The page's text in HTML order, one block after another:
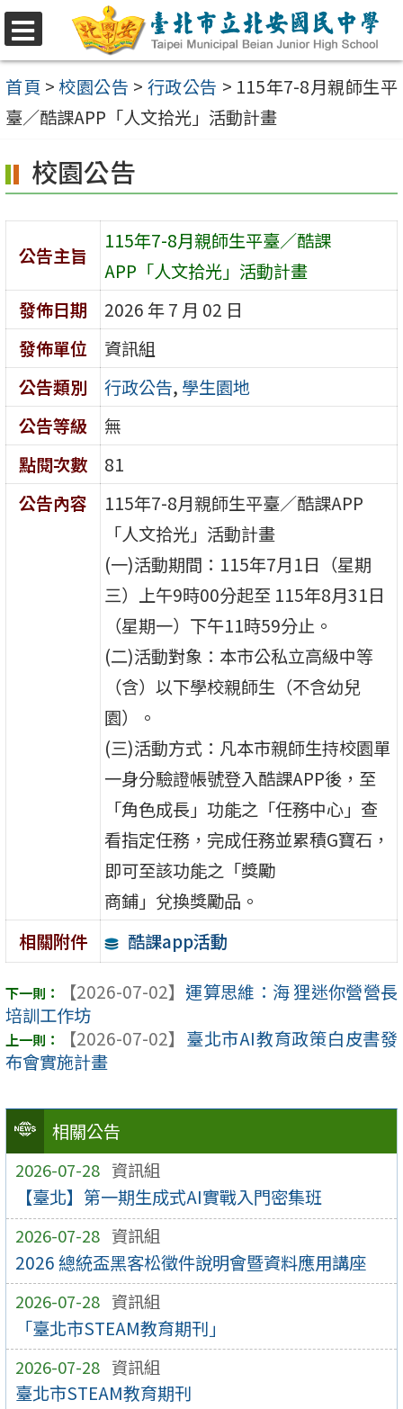
選
單
跳
至
主
要
容
區
首頁 >校園公告 > 行政公告 > 115年7-8月親師生平
臺／酷課APP「人文拾光」活動計畫
相關公告
2026-07-28 資訊組
【臺北】第一期生成式AI實戰入門密集班
2026-07-28 資訊組
2026 總統盃黑客松徵件說明會暨資料應用講座
2026-07-28 資訊組
「臺北市STEAM教育期刊」
2026-07-28 資訊組
臺北市STEAM教育期刊
校園公告
公告主旨
115年7-8月親師生平臺／酷課
APP「人文拾光」活動計畫
發佈日期
2026 年 7 月 02 日
發佈單位
資訊組
公告類別
行政公告, 學生園地
公告等級
無
點閱次數
81
公告內容
115年7-8月親師生平臺／酷課APP
「人文拾光」活動計畫
(一)活動期間：115年7月1日（星期
三）上午9時00分起至 115年8月31日
（星期一）下午11時59分止。
(二)活動對象：本市公私立高級中等
（含）以下學校親師生（不含幼兒
園）。
(三)活動方式：凡本市親師生持校園單
一身分驗證帳號登入酷課APP後，至
「角色成長」功能之「任務中心」查
看指定任務，完成任務並累積G寶石，
即可至該功能之「獎勵
商鋪」兌換獎勵品。
相關附件
酷課app活動
【2026-07-02】 運算思維：海 狸迷你營營長
培訓工作坊
【2026-07-02】 臺北市AI教育政策白皮書發
布會實施計畫